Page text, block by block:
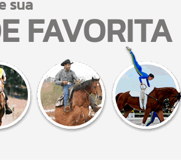
sua
FAVORITA